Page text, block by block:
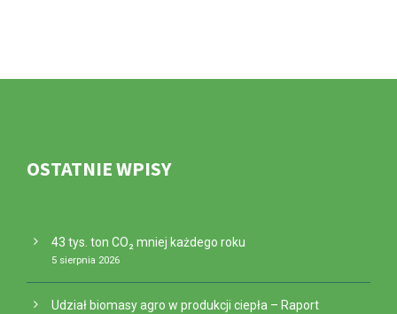
OSTATNIE WPISY
43 tys. ton CO₂ mniej każdego roku
5 sierpnia 2026
Udział biomasy agro w produkcji ciepła – Raport